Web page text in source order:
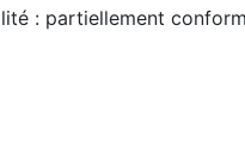
: partiellement